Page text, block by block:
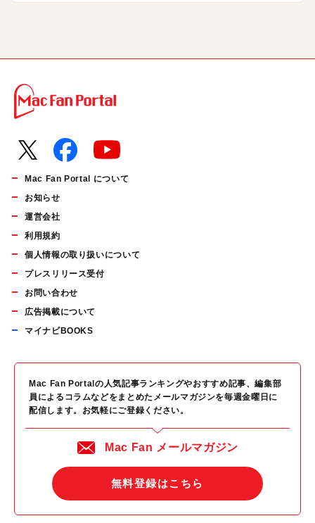
Mac Fan Portal について
お知らせ
運営会社
利用規約
個人情報の取り扱いについて
プレスリリース受付
お問い合わせ
広告掲載について
マイナビBOOKS
Mac Fan Portalの人気記事ランキングやおすすめ記事、編集部
員によるコラムなどをまとめたメールマガジンを毎週金曜日に
配信します。お気軽にご登録ください。
Mac Fan メールマガジン
無料登録はこちら